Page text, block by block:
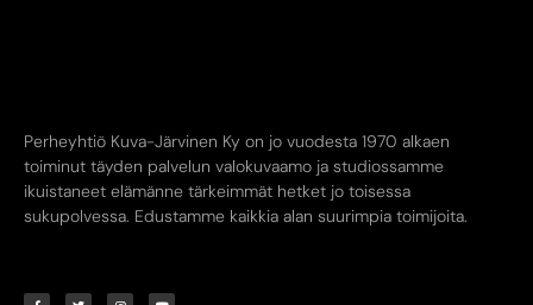
Perheyhtiö Kuva-Järvinen Ky on jo vuodesta 1970 alkaen
toiminut täyden palvelun valokuvaamo ja studiossamme
ikuistaneet elämänne tärkeimmät hetket jo toisessa
sukupolvessa. Edustamme kaikkia alan suurimpia toimijoita.